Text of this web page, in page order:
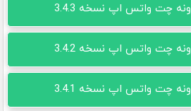
چت واتس اپ نسخه 3.4.3
چت واتس اپ نسخه 3.4.2
چت واتس اپ نسخه 3.4.1